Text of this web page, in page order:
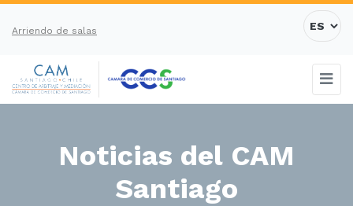
Arriendo de salas
Noticias del CAM
Santiago